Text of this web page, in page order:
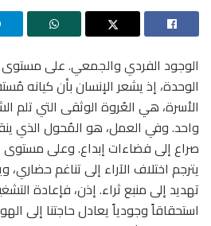
الوجود الفردي والجمعي. على
الوحدة، إذ يشعر الإنسان بأن كيانه
الأسرة، هي العُروة الوثقى التي
واحد. وفي العمل، هو المُحول الذي
صراع إلى فضاءات إبداع. وعلى مستوى
يترجم اختلاف الآراء إلى تناغم
تهديد إلى منبع ثراء. إذن، فإعادة
استحقاقاً وجودياً يعادل حاجتنا إلى